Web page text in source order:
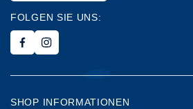
FOLGEN SIE UNS:
SHOP INFORMATIONEN